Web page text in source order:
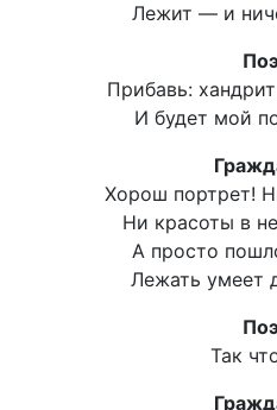
Лежит — и
Прибавь:
И будет мой
Хорош портрет!
Ни красоты в
А просто
Лежать умеет
Так